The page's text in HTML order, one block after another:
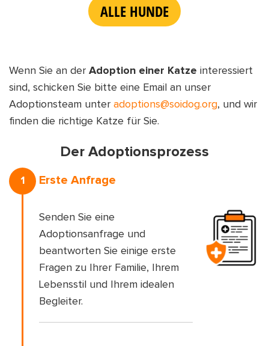
ALLE HUNDE
Wenn Sie an der Adoption einer Katze interessiert
sind, schicken Sie bitte eine Email an unser
Adoptionsteam unter adoptions@soidog.org, und wir
finden die richtige Katze für Sie.
Der Adoptionsprozess
1 Erste Anfrage
Senden Sie eine
Adoptionsanfrage und
beantworten Sie einige erste
Fragen zu Ihrer Familie, Ihrem
Lebensstil und Ihrem idealen
Begleiter.